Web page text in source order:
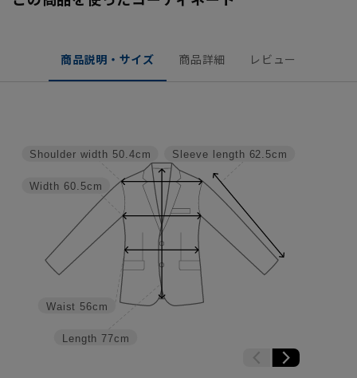
商品説明・サイズ 商品詳細 レビュー
Sleeve length 62.5cm
Length 77cm
Waist 56cm
Width 60.5cm
Shoulder width 50.4cm